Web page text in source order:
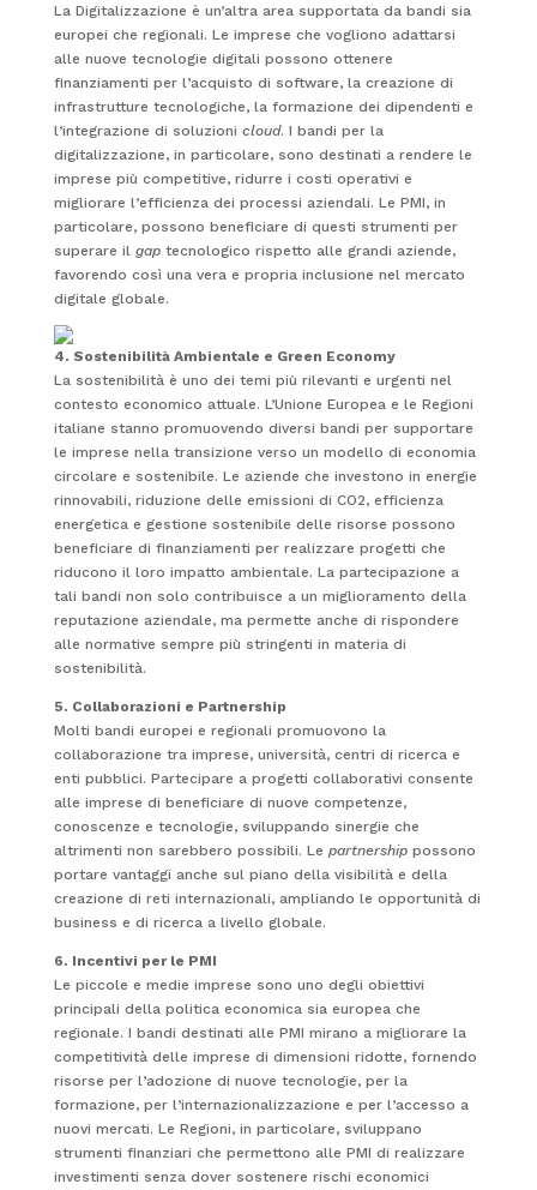
La Digitalizzazione è un’altra area supportata da bandi sia
europei che regionali. Le imprese che vogliono adattarsi
alle nuove tecnologie digitali possono ottenere
finanziamenti per l’acquisto di software, la creazione di
infrastrutture tecnologiche, la formazione dei dipendenti e
l’integrazione di soluzioni cloud. I bandi per la
digitalizzazione, in particolare, sono destinati a rendere le
imprese più competitive, ridurre i costi operativi e
migliorare l’efficienza dei processi aziendali. Le PMI, in
particolare, possono beneficiare di questi strumenti per
superare il gaptecnologico rispetto alle grandi aziende,
favorendo così una vera e propria inclusione nel mercato
digitale globale.
4. Sostenibilità Ambientale e Green Economy
La sostenibilità è uno dei temi più rilevanti e urgenti nel
contesto economico attuale. L’Unione Europea e le Regioni
italiane stanno promuovendo diversi bandi per supportare
le imprese nella transizione verso un modello di economia
circolare e sostenibile. Le aziende che investono in energie
rinnovabili, riduzione delle emissioni di CO2, efficienza
energetica e gestione sostenibile delle risorse possono
beneficiare di finanziamenti per realizzare progetti che
riducono il loro impatto ambientale. La partecipazione a
tali bandi non solo contribuisce a un miglioramento della
reputazione aziendale, ma permette anche di rispondere
alle normative sempre più stringenti in materia di
sostenibilità.
5. Collaborazioni e Partnership
Molti bandi europei e regionali promuovono la
collaborazione tra imprese, università, centri di ricerca e
enti pubblici. Partecipare a progetti collaborativi consente
alle imprese di beneficiare di nuove competenze,
conoscenze e tecnologie, sviluppando sinergie che
altrimenti non sarebbero possibili. Le partnershippossono
portare vantaggi anche sul piano della visibilità e della
creazione di reti internazionali, ampliando le opportunità di
business e di ricerca a livello globale.
6. Incentivi per le PMI
Le piccole e medie imprese sono uno degli obiettivi
principali della politica economica sia europea che
regionale. I bandi destinati alle PMI mirano a migliorare la
competitività delle imprese di dimensioni ridotte, fornendo
risorse per l’adozione di nuove tecnologie, per la
formazione, per l’internazionalizzazione e per l’accesso a
nuovi mercati. Le Regioni, in particolare, sviluppano
strumenti finanziari che permettono alle PMI di realizzare
investimenti senza dover sostenere rischi economici